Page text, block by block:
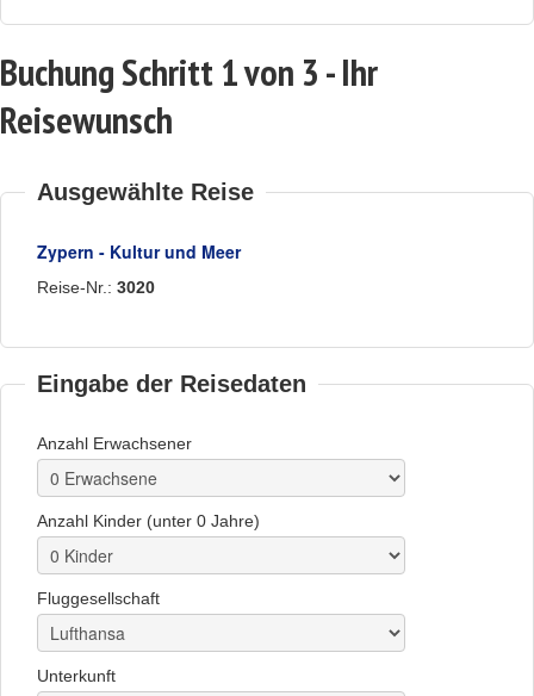
Buchung Schritt 1 von 3 - Ihr
Reisewunsch
Ausgewählte Reise
Zypern - Kultur und Meer
Reise-Nr.: 3020
Eingabe der Reisedaten
Anzahl Erwachsener
Anzahl Kinder (unter 0 Jahre)
Fluggesellschaft
Unterkunft